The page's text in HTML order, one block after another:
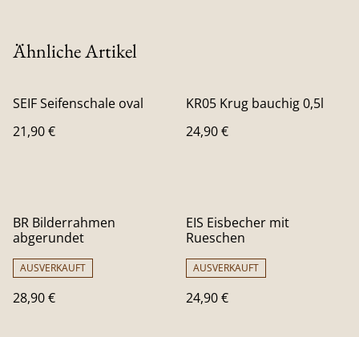
Ähnliche Artikel
SEIF Seifenschale oval
21,90 €
KR05 Krug bauchig 0,5l
24,90 €
BR Bilderrahmen
abgerundet
AUSVERKAUFT
28,90 €
EIS Eisbecher mit
Rueschen
AUSVERKAUFT
24,90 €